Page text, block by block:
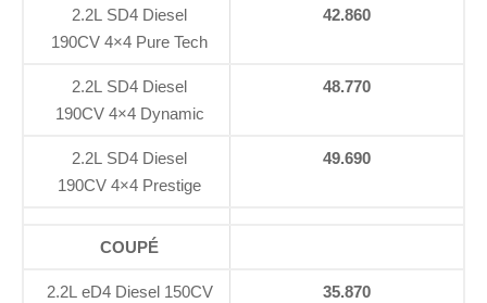
2.2L SD4 Diesel
190CV 4×4 Pure Tech
42.860
2.2L SD4 Diesel
190CV 4×4 Dynamic
48.770
2.2L SD4 Diesel
190CV 4×4 Prestige
49.690
COUPÉ
2.2L eD4 Diesel 150CV
35.870